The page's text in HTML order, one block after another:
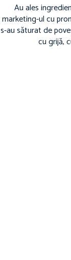
Au ales
marketing-ul cu
s-au săturat de
cu grijă,